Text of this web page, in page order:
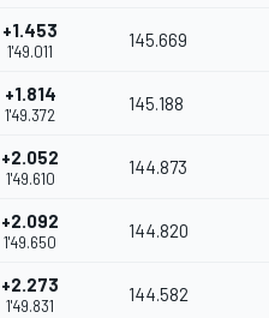
+1.453
1'49.011
145.669
+1.814
1'49.372
145.188
+2.052
1'49.610
144.873
+2.092
1'49.650
144.820
+2.273
1'49.831
144.582